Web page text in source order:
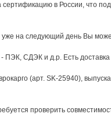
в России, что
на следующий день Вы
СДЭК и д.р. Есть доставка
(арт. SK-25940),
проверить